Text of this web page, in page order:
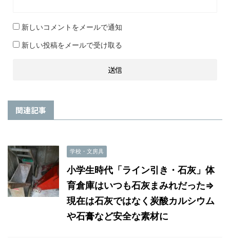
新しいコメントをメールで通知
新しい投稿をメールで受け取る
関連記事
学校・文房具
小学生時代「ライン引き・石灰」体
育倉庫はいつも石灰まみれだった⇒
現在は石灰ではなく炭酸カルシウム
や石膏など安全な素材に